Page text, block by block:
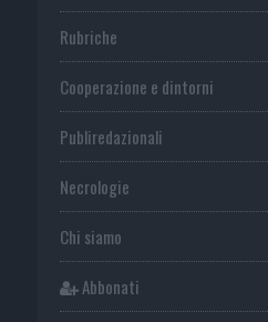
Rubriche
Cooperazione e dintorni
Publiredazionali
Necrologie
Chi siamo
Abbonati